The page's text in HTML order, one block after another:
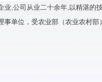
,公司从业二十余年,以精湛的
单位，受农业部（农业农村